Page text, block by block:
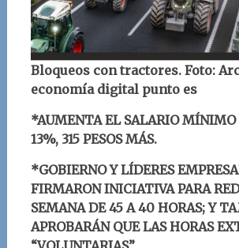
Bloqueos con tractores. Foto:
economía digital punto es
*AUMENTA EL SALARIO MÍNIMO
13%, 315 PESOS MÁS.
*GOBIERNO Y LÍDERES
FIRMARON INICIATIVA PARA
SEMANA DE 45 A 40 HORAS; Y
APROBARÁN QUE LAS HORAS